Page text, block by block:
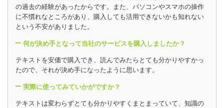
の過去の経験があったからです。また、パソコンやスマホの操作
に不慣れなところがあり、購入しても活用できないかも知れない
という不安がありました。
何が決め手となって当社のサービスを購入しましたか？
テキストを安価で購入でき、読んでみたらとても分かりやすかっ
たので、それが決め手になったように思います。
実際に使ってみていかがですか？
テキストは変わらずとても分かりやすくまとまっていて、知識の